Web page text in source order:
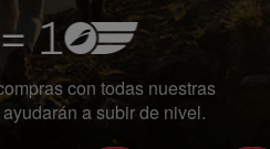
con todas nuestras
a subir de nivel.